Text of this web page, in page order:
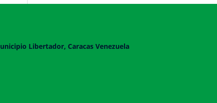
Libertador, Caracas Venezuela